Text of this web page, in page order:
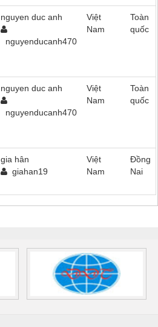
nguyen duc anh
nguyenducanh470
Việt
Nam
Toàn
quốc
nguyen duc anh
nguyenducanh470
Việt
Nam
Toàn
quốc
gia hân
giahan19
Việt
Nam
Đồng
Nai